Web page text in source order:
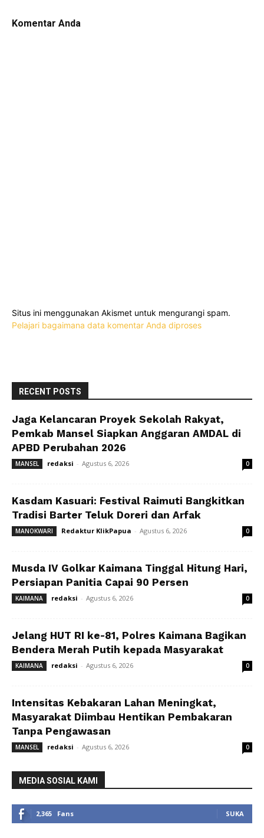
Komentar Anda
Situs ini menggunakan Akismet untuk mengurangi spam.
Pelajari bagaimana data komentar Anda diproses
RECENT POSTS
Jaga Kelancaran Proyek Sekolah Rakyat,
Pemkab Mansel Siapkan Anggaran AMDAL di
APBD Perubahan 2026
MANSEL redaksi - Agustus 6, 2026 0
Kasdam Kasuari: Festival Raimuti Bangkitkan
Tradisi Barter Teluk Doreri dan Arfak
MANOKWARI Redaktur KlikPapua - Agustus 6, 2026 0
Musda IV Golkar Kaimana Tinggal Hitung Hari,
Persiapan Panitia Capai 90 Persen
KAIMANA redaksi - Agustus 6, 2026 0
Jelang HUT RI ke-81, Polres Kaimana Bagikan
Bendera Merah Putih kepada Masyarakat
KAIMANA redaksi - Agustus 6, 2026 0
Intensitas Kebakaran Lahan Meningkat,
Masyarakat Diimbau Hentikan Pembakaran
Tanpa Pengawasan
MANSEL redaksi - Agustus 6, 2026 0
MEDIA SOSIAL KAMI
2,365 Fans SUKA